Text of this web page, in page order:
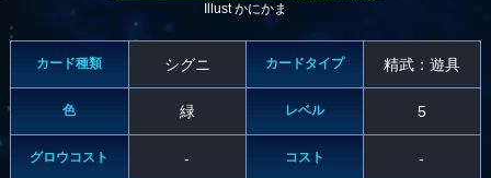
Illust かにかま
カード種類 シグニ カードタイプ 精武：遊具
色 緑 レベル 5
グロウコスト - コスト -